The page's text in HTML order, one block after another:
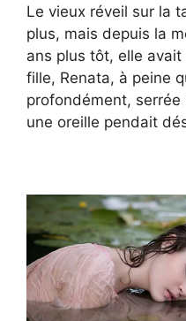
Le vieux réveil sur la
plus, mais depuis la
ans plus tôt, elle avait
fille, Renata, à peine
profondément,
une oreille pendait